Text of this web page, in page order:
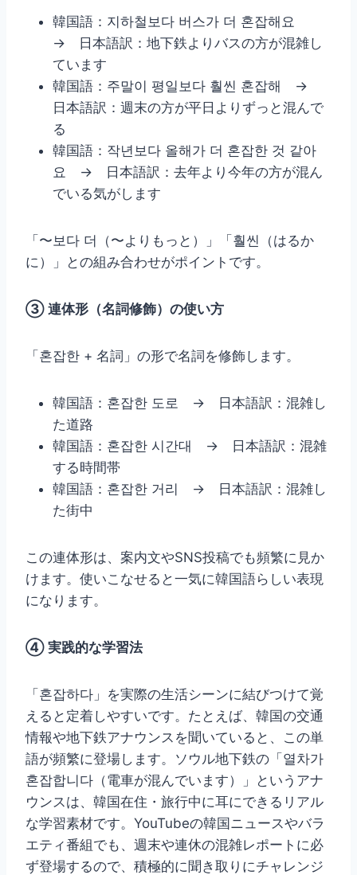
韓国語：지하철보다 버스가 더 혼잡해요
→ 日本語訳：地下鉄よりバスの方が混雑し
ています
韓国語：주말이 평일보다 훨씬 혼잡해 →
日本語訳：週末の方が平日よりずっと混んで
る
韓国語：작년보다 올해가 더 혼잡한 것 같아
요 → 日本語訳：去年より今年の方が混ん
でいる気がします
「〜보다 더（〜よりもっと）」「훨씬（はるか
に）」との組み合わせがポイントです。
③ 連体形（名詞修飾）の使い方
「혼잡한 + 名詞」の形で名詞を修飾します。
韓国語：혼잡한 도로 → 日本語訳：混雑し
た道路
韓国語：혼잡한 시간대 → 日本語訳：混雑
する時間帯
韓国語：혼잡한 거리 → 日本語訳：混雑し
た街中
この連体形は、案内文やSNS投稿でも頻繁に見か
けます。使いこなせると一気に韓国語らしい表現
になります。
④ 実践的な学習法
「혼잡하다」を実際の生活シーンに結びつけて覚
えると定着しやすいです。たとえば、韓国の交通
情報や地下鉄アナウンスを聞いていると、この単
語が頻繁に登場します。ソウル地下鉄の「열차가
혼잡합니다（電車が混んでいます）」というアナ
ウンスは、韓国在住・旅行中に耳にできるリアル
な学習素材です。YouTubeの韓国ニュースやバラ
エティ番組でも、週末や連休の混雑レポートに必
ず登場するので、積極的に聞き取りにチャレンジ